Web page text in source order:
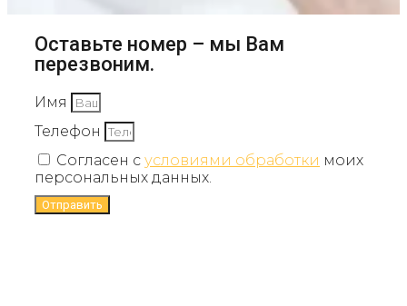
Оставьте номер – мы Вам
перезвоним.
Имя
Телефон
Согласен с условиями обработки моих
персональных данных.
Отправить